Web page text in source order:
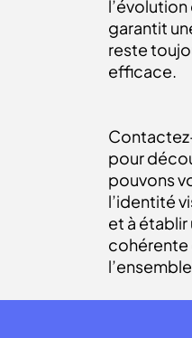
garantit
reste
efficace.
pour
pouvons
l’identité
et à
cohérente